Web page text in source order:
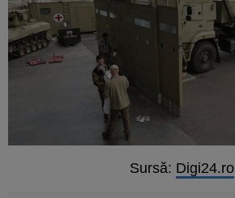
Sursă: Digi24.ro